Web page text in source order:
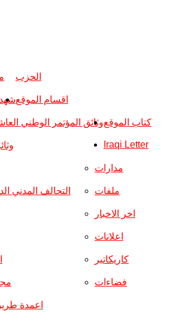
الحزب
وثائق المؤتمر الوطني
اقسام الموقع
التحالف المدني
مدارات
ملفات
اخر الاخبار
اعلانات
كاريكاتير
فضاءات
اعمدة
كتاب الموقع
Iraqi Letter